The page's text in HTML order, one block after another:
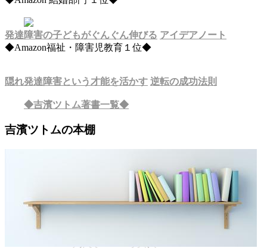
発達障害の子どもがぐんぐん伸びる アイデアノート
◆Amazon福祉・障害児教育１位◆
隠れ発達障害という才能を活かす 逆転の成功法則
◆吉濱ツトム著書一覧◆
吉濱ツトムの本棚